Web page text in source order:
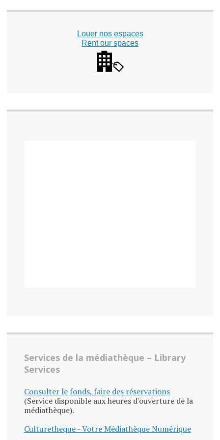
Louer nos espaces
Rent our spaces
Services de la médiathèque – Library
Services
Consulter le fonds, faire des réservations
(Service disponible aux heures d'ouverture de la
médiathèque).
Culturetheque - Votre Médiathèque Numérique